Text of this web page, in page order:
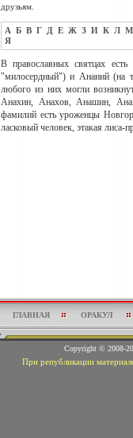
друзьям.
А Б В Г Д Е Ж З И К Л М
Я
В православных святцах
"милосердный") и Ананий (на
любого из них могли
Анахин, Анахов, Анашин,
фамилий есть уроженцы
ласковый человек, этакая лиса-
ГЛАВНАЯ ОРАКУЛ
Copyright © 2008-
При републикации